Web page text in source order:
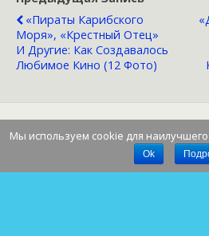
«Пираты Карибского
Моря», «Крестный Отец»
И Другие: Как Создавалось
Любимое Кино (12 Фото)
Мы используем cookie для
Ok Наверх